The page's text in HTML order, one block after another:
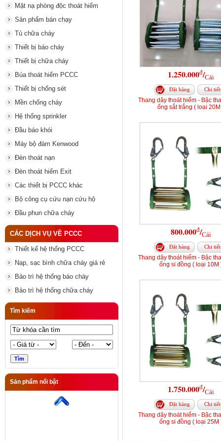
Mặt nạ phòng độc thoát hiểm
Sản phẩm bán chạy
Tủ chữa cháy
Thiết bị báo cháy
Thiết bị chữa cháy
Búa thoát hiểm PCCC
Thiết bị chống sét
Mền chống cháy
Hệ thống sprinkler
Đầu báo khói
Máy bộ đàm Kenwood
Đèn thoát nạn
Đèn thoát hiểm Exit
Các thiết bị PCCC khác
Bộ công cụ cứu nạn cứu hộ
Đầu phun chữa cháy
CÁC DỊCH VỤ VỀ PCCC
Thiết kế hệ thống PCCC
Nạp, sạc bình chữa cháy giá rẻ
Bảo trì hệ thống báo cháy
Bảo trì hệ thống chữa cháy
Tìm kiếm
Sản phẩm nổi bật
Trung tâm báo cháy 10 kênh
Yunyang (mã hàng YF-1G-
10L) ABS
1.250.000đ/Cái
Đặt hàng Chi tiết
Thang dây thoát hiểm - Bậc
ống sắt trắng ( loại
800.000đ/Cái
Đặt hàng Chi tiết
Thang dây thoát hiểm - Bậc
ống si đồng ( loại 10M
1.750.000đ/Cái
Đặt hàng Chi tiết
Thang dây thoát hiểm - Bậc
ống si đồng ( loại 25M